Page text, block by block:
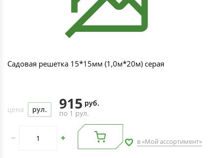
Садовая решетка 15*15мм (1,0м*20м) серая
цена рул. 915 руб.
по 1 рул.
в «Мой ассортимент»